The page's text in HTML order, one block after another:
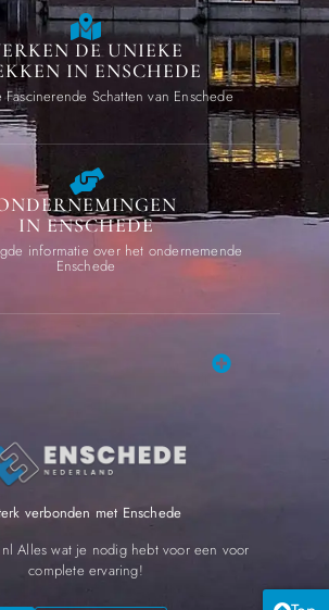
DE UNIEKE
IN ENSCHEDE
Schatten van Enschede
IN ENSCHEDE
informatie over het ondernemende
Enschede
verbonden met Enschede
Alles wat je nodig hebt voor een voor
complete ervaring!